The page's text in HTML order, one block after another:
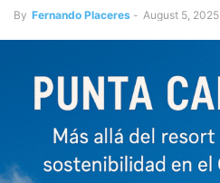
By Fernando Placeres - August 5, 2025